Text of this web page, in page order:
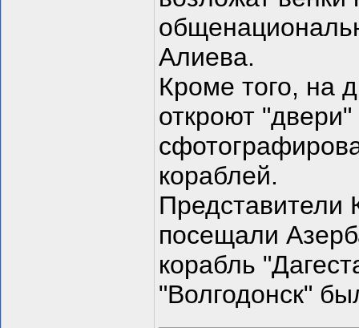
Алиева.
Кроме того, на
откроют
кораблей.
Представители
посещали
корабль
"Волгодонск"